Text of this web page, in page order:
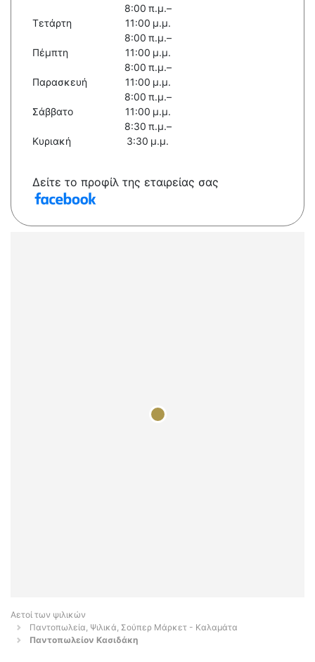
Τετάρτη
8:00 π.μ.–
11:00 μ.μ.
Πέμπτη
8:00 π.μ.–
11:00 μ.μ.
Παρασκευή
8:00 π.μ.–
11:00 μ.μ.
Σάββατο
8:00 π.μ.–
11:00 μ.μ.
Κυριακή
8:30 π.μ.–
3:30 μ.μ.
Δείτε το προφίλ της εταιρείας σας
Αετοί των ψιλικών
Παντοπωλεία, Ψιλικά, Σούπερ Μάρκετ - Καλαμάτα
Παντοπωλείον Κασιδάκη